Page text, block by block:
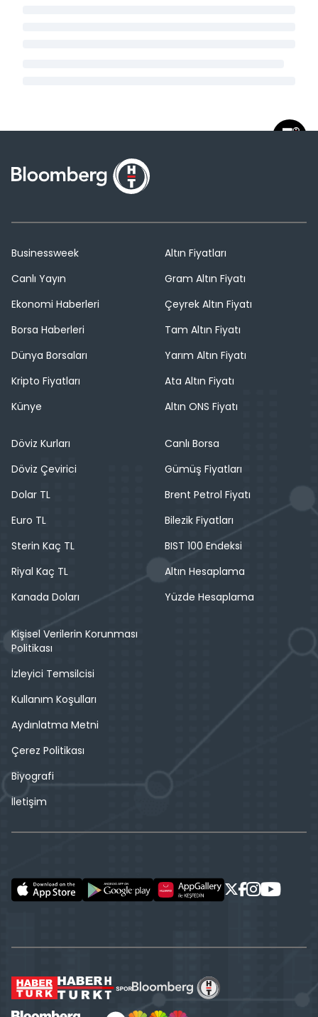
Businessweek
Canlı Yayın
Ekonomi Haberleri
Borsa Haberleri
Dünya Borsaları
Kripto Fiyatları
Künye
Altın Fiyatları
Gram Altın Fiyatı
Çeyrek Altın Fiyatı
Tam Altın Fiyatı
Yarım Altın Fiyatı
Ata Altın Fiyatı
Altın ONS Fiyatı
Döviz Kurları
Döviz Çevirici
Dolar TL
Euro TL
Sterin Kaç TL
Riyal Kaç TL
Kanada Doları
Canlı Borsa
Gümüş Fiyatları
Brent Petrol Fiyatı
Bilezik Fiyatları
BIST 100 Endeksi
Altın Hesaplama
Yüzde Hesaplama
Kişisel Verilerin Korunması
Politikası
İzleyici Temsilcisi
Kullanım Koşulları
Aydınlatma Metni
Çerez Politikası
Biyografi
İletişim